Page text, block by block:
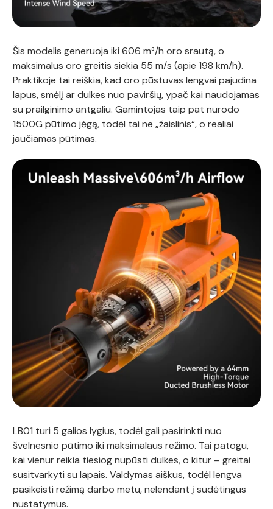
Šis modelis generuoja iki 606 m³/h oro srautą, o
maksimalus oro greitis siekia 55 m/s (apie 198 km/h).
Praktikoje tai reiškia, kad oro pūstuvas lengvai pajudina
lapus, smėlį ar dulkes nuo paviršių, ypač kai naudojamas
su prailginimo antgaliu. Gamintojas taip pat nurodo
1500G pūtimo jėgą, todėl tai ne „žaislinis“, o realiai
jaučiamas pūtimas.
LB01 turi 5 galios lygius, todėl gali pasirinkti nuo
švelnesnio pūtimo iki maksimalaus režimo. Tai patogu,
kai vienur reikia tiesiog nupūsti dulkes, o kitur – greitai
susitvarkyti su lapais. Valdymas aiškus, todėl lengva
pasikeisti režimą darbo metu, nelendant į sudėtingus
nustatymus.